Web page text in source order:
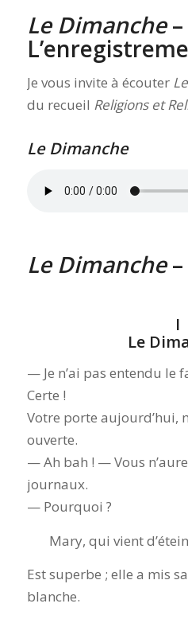
Le Dimanche–
Je vous invite à écouter
du recueil Religions et
Le Dimanche
Le Dimanche–
I
Le
— Je n’ai pas entendu
Certe !
Votre porte aujourd’hui,
ouverte.
— Ah bah ! — Vous
journaux.
— Pourquoi ?
Mary, qui vient
Est superbe ; elle a mis
blanche.